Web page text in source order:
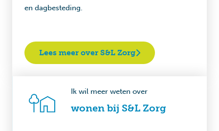
en dagbesteding.
Lees meer over S&L Zorg
Ik wil meer weten over
wonen bij S&L Zorg